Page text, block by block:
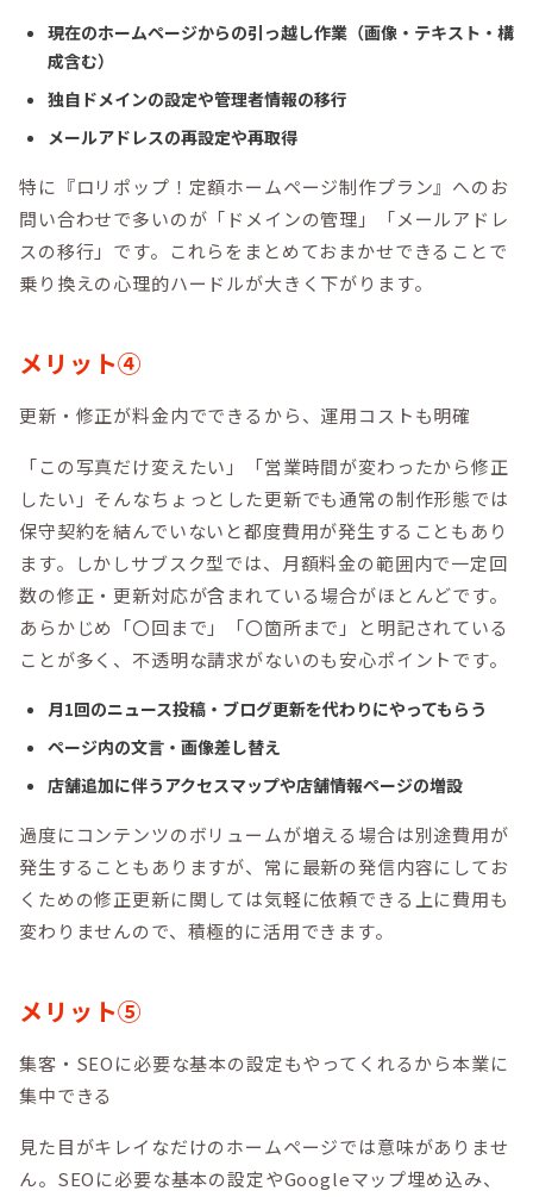
現在のホームページからの引っ越し作業（画像・テキスト・構
成含む）
独自ドメインの設定や管理者情報の移行
メールアドレスの再設定や再取得
特に『ロリポップ！定額ホームページ制作プラン』へのお
問い合わせで多いのが「ドメインの管理」「メールアドレ
スの移行」です。これらをまとめておまかせできることで
乗り換えの心理的ハードルが大きく下がります。
メリット④
更新・修正が料金内でできるから、運用コストも明確
「この写真だけ変えたい」「営業時間が変わったから修正
したい」そんなちょっとした更新でも通常の制作形態では
保守契約を結んでいないと都度費用が発生することもあり
ます。しかしサブスク型では、月額料金の範囲内で一定回
数の修正・更新対応が含まれている場合がほとんどです。
あらかじめ「〇回まで」「〇箇所まで」と明記されている
ことが多く、不透明な請求がないのも安心ポイントです。
月1回のニュース投稿・ブログ更新を代わりにやってもらう
ページ内の文言・画像差し替え
店舗追加に伴うアクセスマップや店舗情報ページの増設
過度にコンテンツのボリュームが増える場合は別途費用が
発生することもありますが、常に最新の発信内容にしてお
くための修正更新に関しては気軽に依頼できる上に費用も
変わりませんので、積極的に活用できます。
メリット⑤
集客・SEOに必要な基本の設定もやってくれるから本業に
集中できる
見た目がキレイなだけのホームページでは意味がありませ
ん。SEOに必要な基本の設定やGoogleマップ埋め込み、